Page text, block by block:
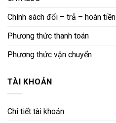
Chính sách đổi – trả – hoàn tiền
Phương thức thanh toán
Phương thức vận chuyển
TÀI KHOẢN
Chi tiết tài khoản